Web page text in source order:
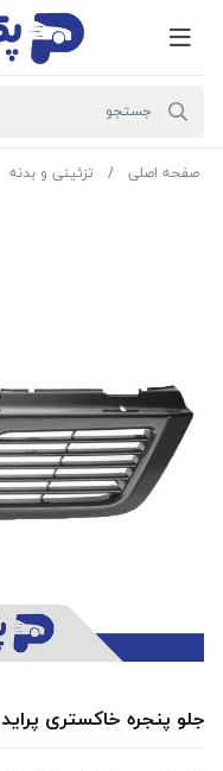
صفحه اصلی تزئینی و بدنه
جلو پنجره خاکستری پراید 132 50069 امیران